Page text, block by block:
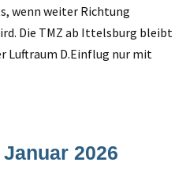
wenn weiter Richtung
Die TMZ ab Ittelsburg bleibt
Luftraum D.Einflug nur mit
2026